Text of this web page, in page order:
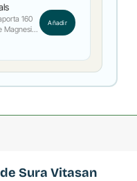
160
Magnesio
con
El
el
Añadir
de Sura Vitasan